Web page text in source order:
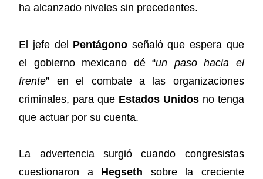
ha alcanzado niveles sin precedentes.
El jefe del Pentágono señaló que espera que
el gobierno mexicano dé “un paso hacia el
frente” en el combate a las organizaciones
criminales, para que Estados Unidosno tenga
que actuar por su cuenta.
La advertencia surgió cuando congresistas
cuestionaron a Hegseth sobre la creciente